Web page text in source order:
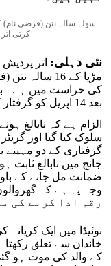
سولہ سالہ نتن (فرضی نام)
کرتی
نئی دہلی: اتر
مڑیا کے 16
کی حراست میں ہے۔
بعد 14 اپریل کو گرفتار کیا گیا تھا۔
الزام ہے کہ نابالغ
سلوک کیا گیا اور
گرفتاری کے دو
ضمانت مل جانے کے
رقم ادا کرنے کی
نوئیڈا میں ایک کریانہ
کے والد کی موت ہو